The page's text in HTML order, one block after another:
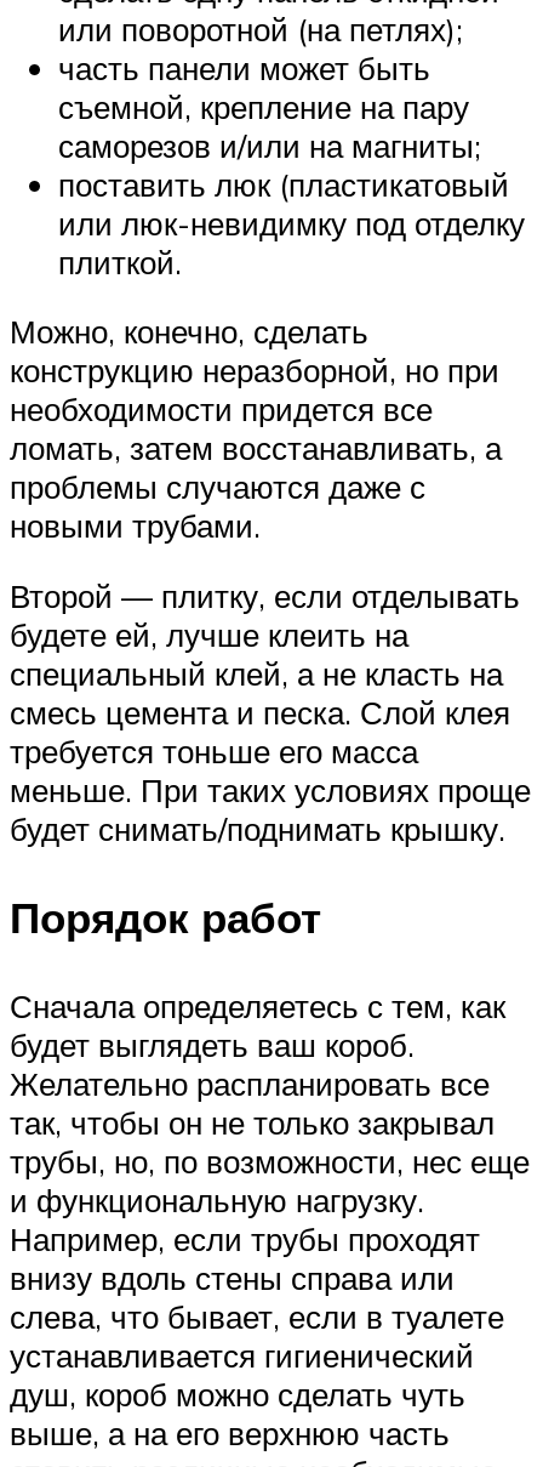
или поворотной (на петлях);
часть панели может быть
съемной, крепление на пару
саморезов и/или на магниты;
поставить люк (пластикатовый
или люк-невидимку под отделку
плиткой.
Можно, конечно, сделать
конструкцию неразборной, но при
необходимости придется все
ломать, затем восстанавливать, а
проблемы случаются даже с
новыми трубами.
Второй — плитку, если отделывать
будете ей, лучше клеить на
специальный клей, а не класть на
смесь цемента и песка. Слой клея
требуется тоньше его масса
меньше. При таких условиях проще
будет снимать/поднимать крышку.
Порядок работ
Сначала определяетесь с тем, как
будет выглядеть ваш короб.
Желательно распланировать все
так, чтобы он не только закрывал
трубы, но, по возможности, нес еще
и функциональную нагрузку.
Например, если трубы проходят
внизу вдоль стены справа или
слева, что бывает, если в туалете
устанавливается гигиенический
душ, короб можно сделать чуть
выше, а на его верхнюю часть